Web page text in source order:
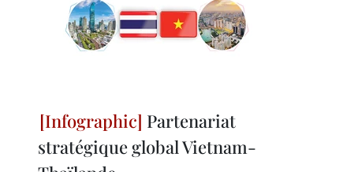
Partenariat
stratégique global Vietnam-